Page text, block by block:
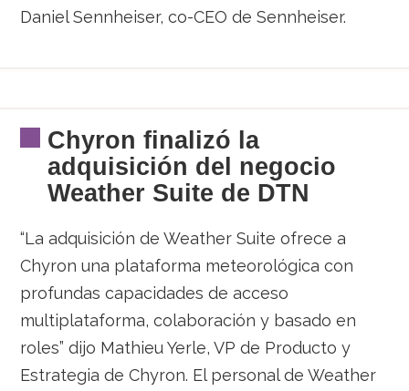
Daniel Sennheiser, co-CEO de Sennheiser.
Chyron finalizó la
adquisición del negocio
Weather Suite de DTN
“La adquisición de Weather Suite ofrece a
Chyron una plataforma meteorológica con
profundas capacidades de acceso
multiplataforma, colaboración y basado en
roles” dijo Mathieu Yerle, VP de Producto y
Estrategia de Chyron. El personal de Weather